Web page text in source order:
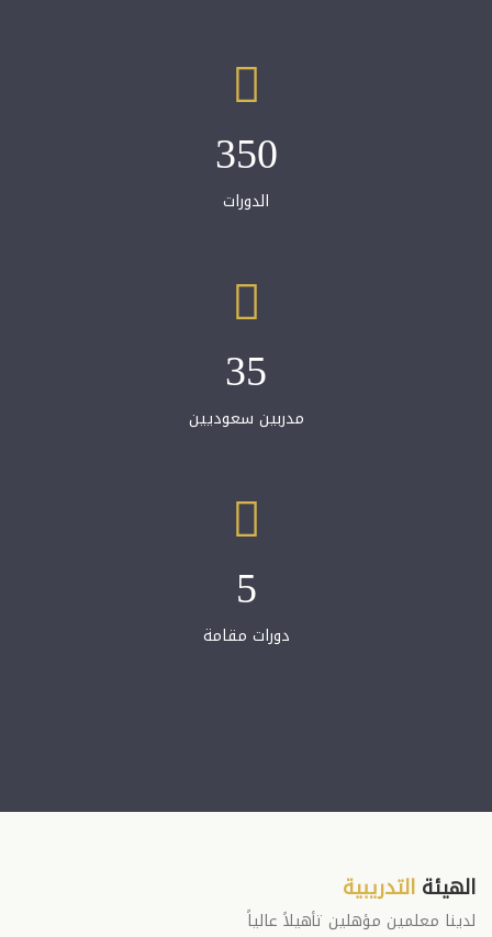
350
الدورات
35
مدربين سعوديين
5
دورات مقامة
الهيئة التدريبية
لدينا معلمين مؤهلين تأهيلاً عالياً